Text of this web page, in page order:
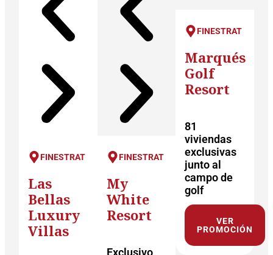
FINESTRAT
Las
Bellas
Luxury
Villas
FINESTRAT
My
White
Resort
Exclusivo
FINESTRAT
Marqués
Golf
Resort
81
viviendas
exclusivas
junto al
campo de
golf
VER
PROMOCIÓN